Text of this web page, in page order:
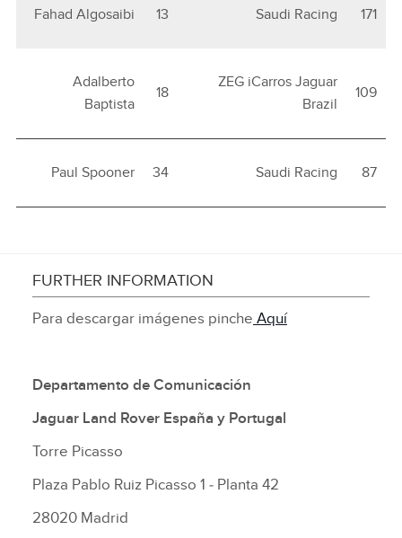
Fahad Algosaibi 13 Saudi Racing 171
Adalberto
Baptista
18
ZEG iCarros Jaguar
Brazil
109
Paul Spooner 34 Saudi Racing 87
FURTHER INFORMATION
Para descargar imágenes pinche Aquí
Departamento de Comunicación
Jaguar Land Rover España y Portugal
Torre Picasso
Plaza Pablo Ruiz Picasso 1 ‑ Planta 42
28020 Madrid